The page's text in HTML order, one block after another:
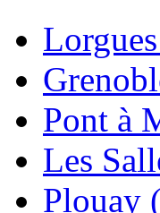
Pont à
Les
Plouay